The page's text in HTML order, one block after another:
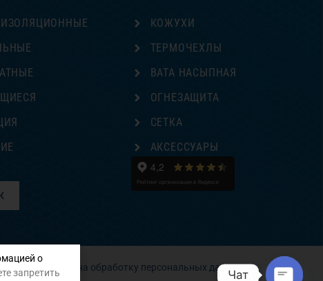
КОЖУХИ
ТЕРМОЧЕХЛЫ
ВАТА НАСЫПНАЯ
ОГНЕЗАЩИТА
СЕТКА
АКСЕССУАРЫ
Согласие на обработку персональных данных
о
запретить Чат